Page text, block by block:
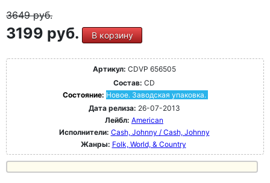
3649руб.
3199 руб. В корзину
Артикул: CDVP 656505
Состав: CD
Состояние: Новое. Заводская упаковка.
Дата релиза: 26-07-2013
Лейбл: American
Исполнители: Cash, Johnny / Cash, Johnny
Жанры: Folk, World, & Country